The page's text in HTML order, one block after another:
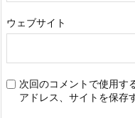
ウェブサイト
次回のコメントで使用す
アドレス、サイトを保存